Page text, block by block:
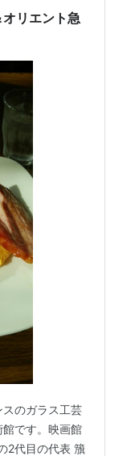
ません。 彼が
・ド・フィ…
リエント急
のガラス工芸
です。映画館
2代目の代表 籏